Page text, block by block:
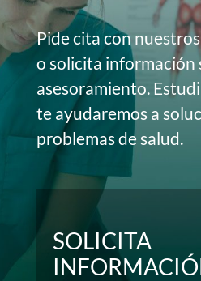
Pide cita con
o solicita información
asesoramiento.
te ayudaremos a
problemas de salud.
SOLICITA